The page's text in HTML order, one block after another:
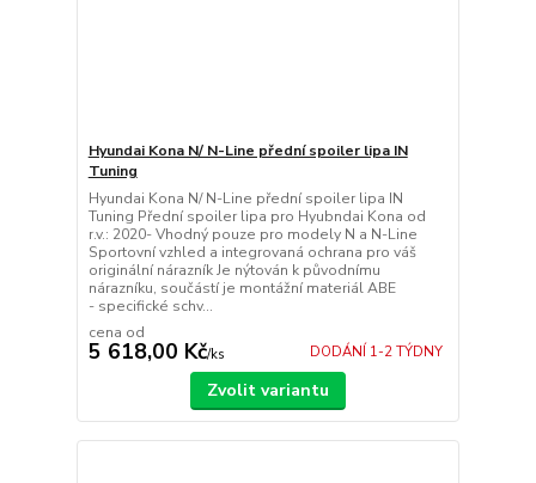
Hyundai Kona N/ N-Line přední spoiler lipa IN
Tuning
Hyundai Kona N/ N-Line přední spoiler lipa IN
Tuning Přední spoiler lipa pro Hyubndai Kona od
r.v.: 2020- Vhodný pouze pro modely N a N-Line
Sportovní vzhled a integrovaná ochrana pro váš
originální nárazník Je nýtován k původnímu
nárazníku, součástí je montážní materiál ABE
- specifické schv...
cena od
5 618,00 Kč/ks DODÁNÍ 1-2 TÝDNY
Zvolit variantu